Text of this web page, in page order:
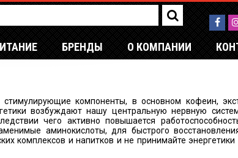
БРЕНДЫ О КОМПАНИИ
компоненты, в основном кофеин,
возбуждают нашу центральную нервную
чего активно повышается
аминокислоты, для быстрого
комплексов и напитков и не принимайте